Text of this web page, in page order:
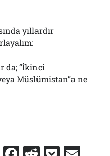
yıllardır
da; “İkinci
Müslümistan”a ne